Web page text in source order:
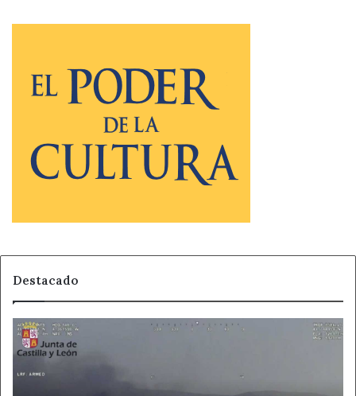
Destacado
El
incendio
de
Navas